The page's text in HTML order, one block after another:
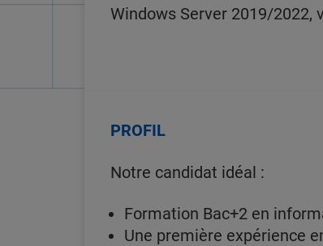
Windows Server 2019/2022,
PROFIL
Notre candidat idéal :
Formation Bac+2 en
Une première expérience